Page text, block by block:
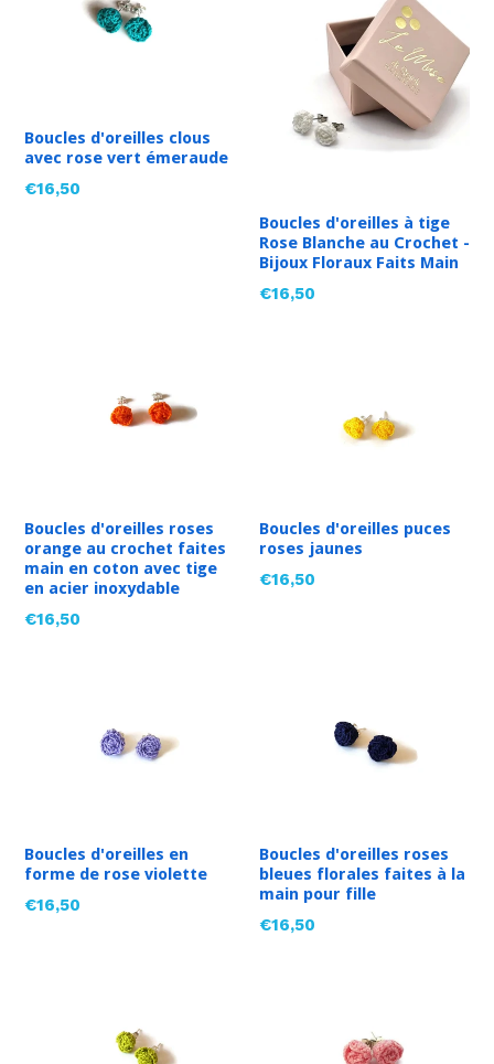
Boucles d'oreilles clous
avec rose vert émeraude
Prix
€16,50
Boucles d'oreilles à tige
Rose Blanche au Crochet -
Bijoux Floraux Faits Main
Prix
€16,50
Boucles d'oreilles roses
orange au crochet faites
main en coton avec tige
en acier inoxydable
Prix
€16,50
Boucles d'oreilles puces
roses jaunes
Prix
€16,50
Boucles d'oreilles en
forme de rose violette
Prix
€16,50
Boucles d'oreilles roses
bleues florales faites à la
main pour fille
Prix
€16,50